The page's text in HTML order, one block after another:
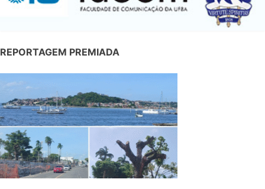
REPORTAGEM PREMIADA